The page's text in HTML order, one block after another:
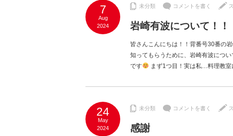
7
Aug
2024
未分類 コメントを書く
岩崎有波について！！
皆さんこんにちは！！背番号30番の
知ってもらうために、岩崎有波につ
です
まず1つ目！実は私…料理教
24
May
2024
未分類 コメントを書く
感謝